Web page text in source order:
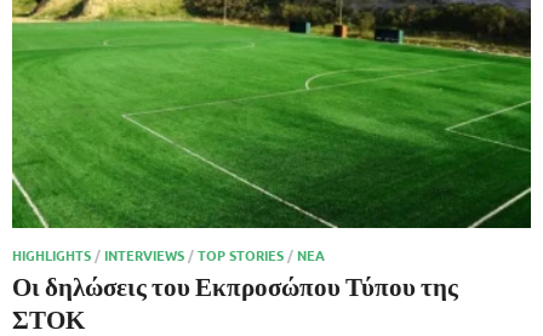
HIGHLIGHTS / INTERVIEWS /TOP STORIES / ΝΈΑ
Οι δηλώσεις του Εκπροσώπου Τύπου της
ΣΤΟΚ